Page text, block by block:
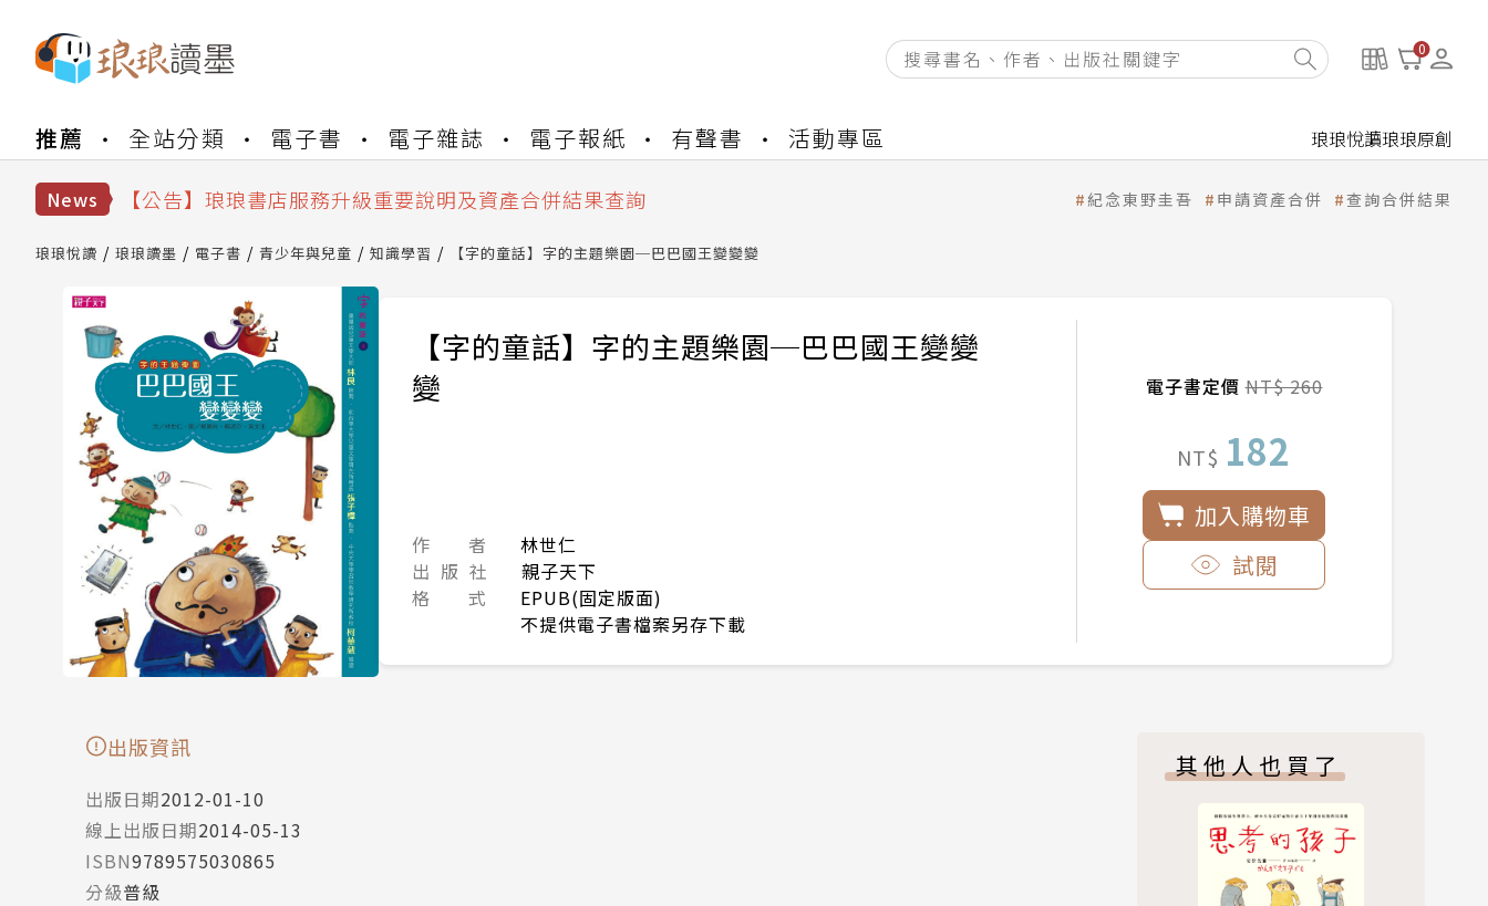
0
推薦 全站分類 電子書 電子雜誌 電子報紙 有聲書 活動專區 琅琅悅讀琅琅原創
News
【公告】琅琅書店服務升級重要說明及資產合併結果查詢
【公告】琅琅讀墨書櫃開通常見問題
【公告】琅琅書店服務升級重要說明及資產合併結果查詢
紀念東野圭吾 申請資產合併 查詢合併結果
琅琅悅讀 琅琅讀墨 電子書 青少年與兒童 知識學習 【字的童話】字的主題樂園─巴巴國王變變變
【字的童話】字的主題樂園─巴巴國王變變
變
作 者
林世仁
出 版 社
親子天下
格 式
EPUB(固定版面)
不提供電子書檔案另存下載
電子書定價NT$ 260
NT$ 182
加入購物車
試閱
出版資訊
出版日期2012-01-10
線上出版日期2014-05-13
ISBN9789575030865
分級普級
其他人也買了